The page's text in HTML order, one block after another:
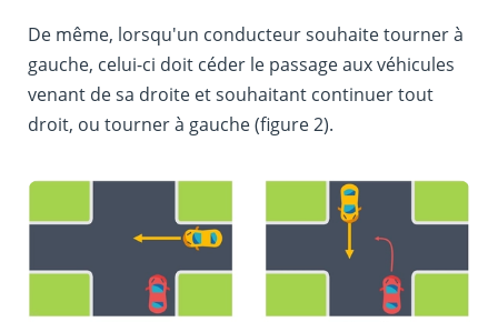
De même, lorsqu'un conducteur souhaite tourner à
gauche, celui-ci doit céder le passage aux véhicules
venant de sa droite et souhaitant continuer tout
droit, ou tourner à gauche (figure 2).